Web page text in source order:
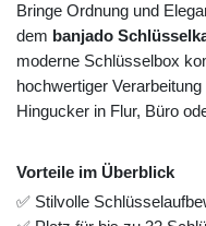
Bringe Ordnung und
dem banjado
moderne Schlüsselbox
hochwertiger
Hingucker in Flur, Büro
Vorteile im Überblick
✅ Stilvolle